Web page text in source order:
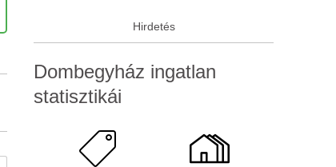
Dombegyház ingatlan
statisztikái